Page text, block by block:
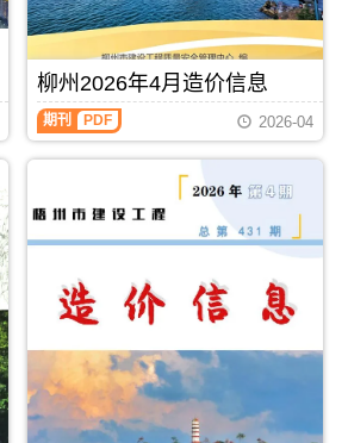
价
信
期
刊
PDF
柳州2026年4月造价信息
期刊 PDF 2026-04